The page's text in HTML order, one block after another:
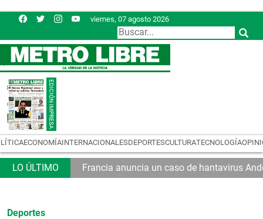
viernes, 07 agosto 2026
ECONOMÍAINTERNACIONALESDEPORTESCULTURATECNOLOGÍA
Francia anuncia un caso de hantavirus
Deportes